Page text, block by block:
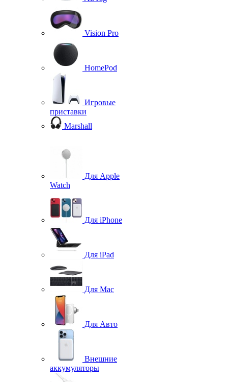
Vision Pro
HomePod
Игровые
приставки
Marshall
Для Apple
Watch
Для iPhone
Для iPad
Для Mac
Для Авто
Внешние
аккумуляторы